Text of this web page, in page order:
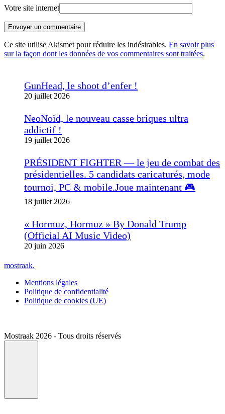
Votre site internet
Envoyer un commentaire
Ce site utilise Akismet pour réduire les indésirables. En savoir plus
sur la façon dont les données de vos commentaires sont traitées.
GunHead, le shoot d’enfer !
20 juillet 2026
NeoNoïd, le nouveau casse briques ultra
addictif !
19 juillet 2026
PRÉSIDENT FIGHTER — le jeu de combat des
présidentielles. 5 candidats caricaturés, mode
tournoi, PC & mobile.Joue maintenant 🎮
18 juillet 2026
« Hormuz, Hormuz » By Donald Trump
(Official AI Music Video)
20 juin 2026
mostraak.
Mentions légales
Politique de confidentialité
Politique de cookies (UE)
Mostraak 2026 - Tous droits réservés